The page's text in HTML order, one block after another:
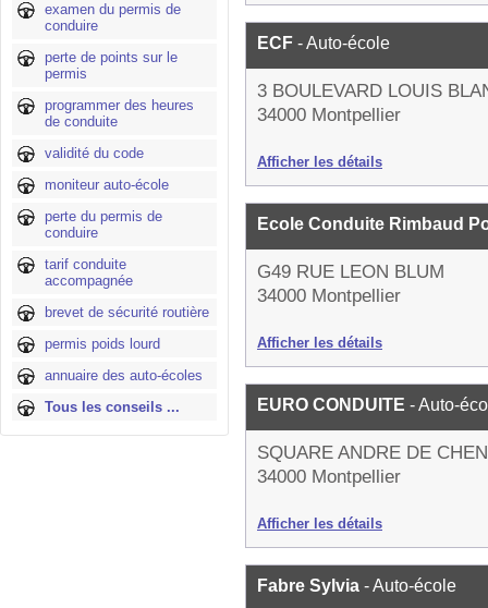
examen du permis de
conduire
perte de points sur le
permis
programmer des heures
de conduite
validité du code
moniteur auto-école
perte du permis de
conduire
tarif conduite
accompagnée
brevet de sécurité routière
permis poids lourd
annuaire des auto-écoles
Tous les conseils ...
ECF - Auto-école
3 BOULEVARD LOUIS
34000 Montpellier
Afficher les détails
Ecole Conduite Rimbaud
G49 RUE LEON BLUM
34000 Montpellier
Afficher les détails
EURO CONDUITE - Auto-
SQUARE ANDRE DE
34000 Montpellier
Afficher les détails
Fabre Sylvia - Auto-école